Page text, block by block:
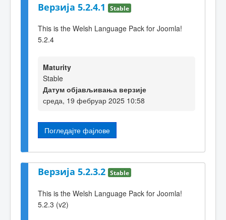
Верзија 5.2.4.1 Stable
This is the Welsh Language Pack for Joomla!
5.2.4
Maturity
Stable
Датум објављивања верзије
среда, 19 фебруар 2025 10:58
Погледајте фајлове
Верзија 5.2.3.2 Stable
This is the Welsh Language Pack for Joomla!
5.2.3 (v2)